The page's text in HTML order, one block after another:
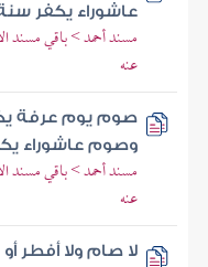
عاشوراء يكفر
مسند أحمد > باقي مسند
عنه
صوم يوم عرفة
وصوم عاشوراء
مسند أحمد > باقي مسند
عنه
لا صام ولا أفطر